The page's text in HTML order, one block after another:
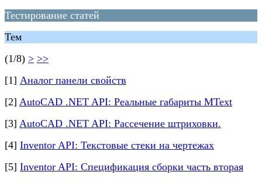
Тестирование статей
Тем
(1/8) > >>
[1] Аналог панели свойств
[2] AutoCAD .NET API: Реальные габариты MText
[3] AutoCAD .NET API: Рассечение штриховки.
[4] Inventor API: Текстовые стеки на чертежах
[5] Inventor API: Спецификация сборки часть вторая